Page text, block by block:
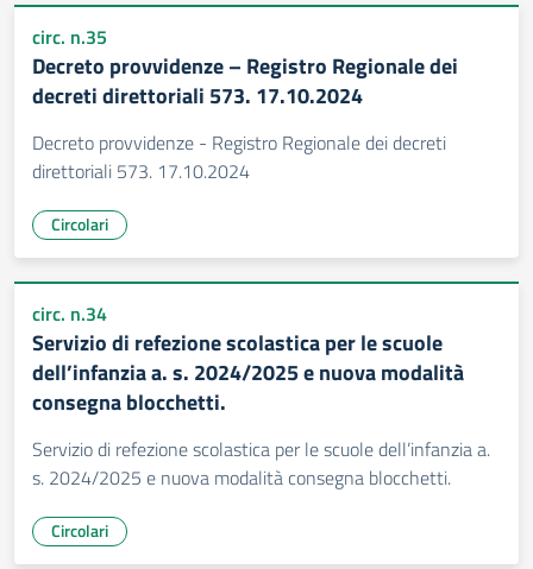
circ. n.35
Decreto provvidenze – Registro Regionale dei
decreti direttoriali 573. 17.10.2024
Decreto provvidenze - Registro Regionale dei decreti
direttoriali 573. 17.10.2024
Circolari
circ. n.34
Servizio di refezione scolastica per le scuole
dell’infanzia a. s. 2024/2025 e nuova modalità
consegna blocchetti.
Servizio di refezione scolastica per le scuole dell’infanzia a.
s. 2024/2025 e nuova modalità consegna blocchetti.
Circolari